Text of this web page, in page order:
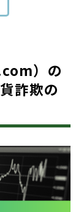
）の
詐欺の